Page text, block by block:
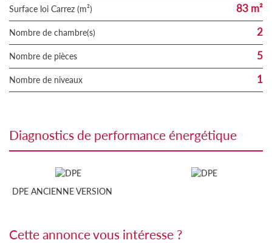
Surface loi Carrez (m²) 83 m²
Nombre de chambre(s) 2
Nombre de pièces 5
Nombre de niveaux 1
diagnostics de performance énergétique
DPE ANCIENNE VERSION
cette annonce vous intéresse ?